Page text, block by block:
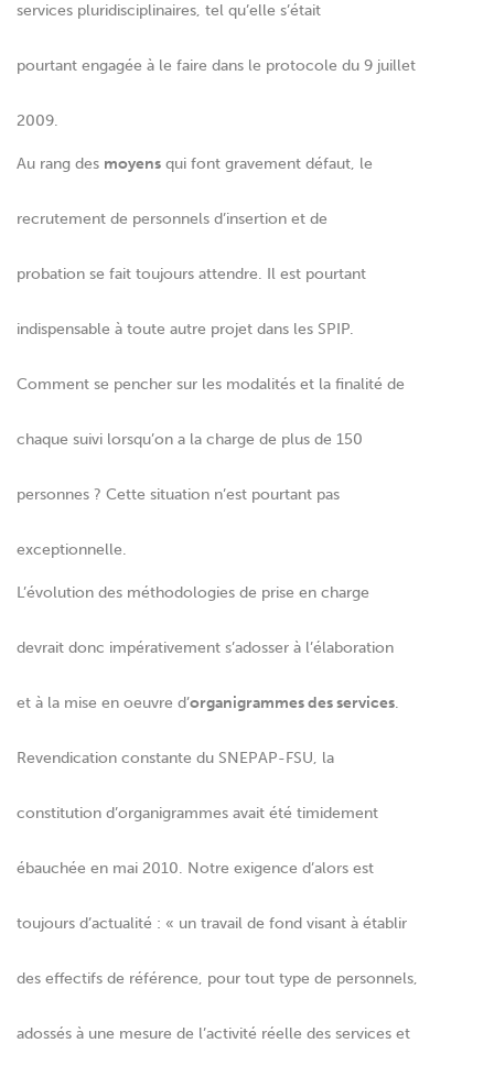
services pluridisciplinaires, tel qu’elle s’était
pourtant engagée à le faire dans le protocole du 9 juillet
2009.
Au rang des moyens qui font gravement défaut, le
recrutement de personnels d’insertion et de
probation se fait toujours attendre. Il est pourtant
indispensable à toute autre projet dans les SPIP.
Comment se pencher sur les modalités et la finalité de
chaque suivi lorsqu’on a la charge de plus de 150
personnes ? Cette situation n’est pourtant pas
exceptionnelle.
L’évolution des méthodologies de prise en charge
devrait donc impérativement s’adosser à l’élaboration
et à la mise en oeuvre d’organigrammes des services.
Revendication constante du SNEPAP-FSU, la
constitution d’organigrammes avait été timidement
ébauchée en mai 2010. Notre exigence d’alors est
toujours d’actualité : « un travail de fond visant à établir
des effectifs de référence, pour tout type de personnels,
adossés à une mesure de l’activité réelle des services et